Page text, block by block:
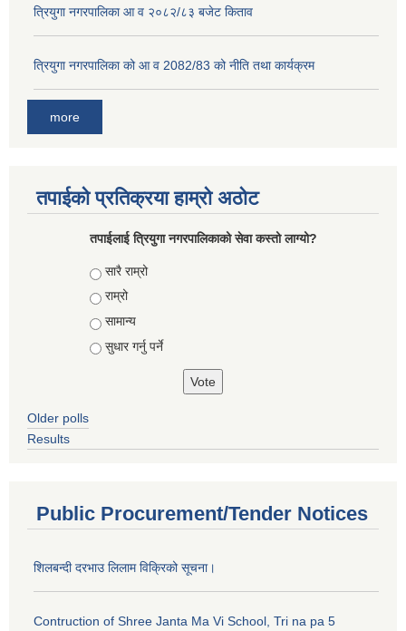
त्रियुगा नगरपालिका आ व २०८२/८३ बजेट किताव
त्रियुगा नगरपालिका को आ व 2082/83 को नीति तथा कार्यक्रम
more
तपाईको प्रतिक्रया हाम्रो अठोट
तपाईलाई त्रियुगा नगरपालिकाको सेवा कस्तो लाग्यो?
Choices
सारै राम्रो
राम्रो
सामान्य
सुधार गर्नु पर्ने
Older polls
Results
Public Procurement/Tender Notices
शिलबन्दी दरभाउ लिलाम विक्रिको सूचना।
Contruction of Shree Janta Ma Vi School, Tri na pa 5